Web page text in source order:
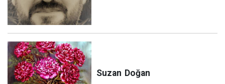
Suzan Doğan